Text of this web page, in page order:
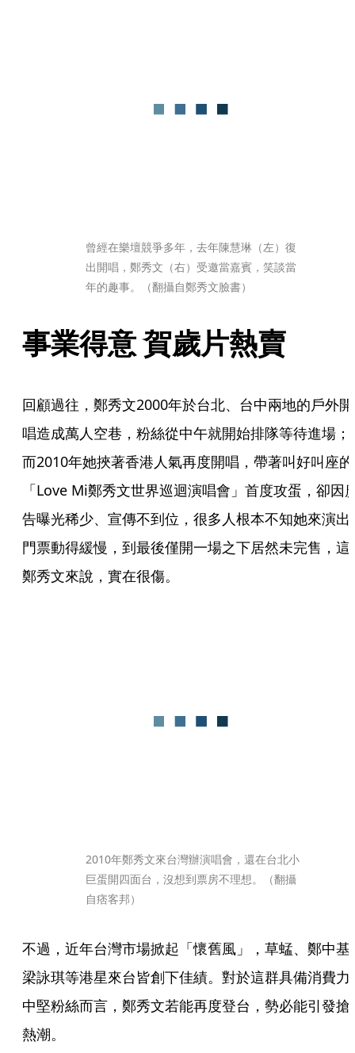
曾經在樂壇競爭多年，去年陳慧琳（左）復
出開唱，鄭秀文（右）受邀當嘉賓，笑談當
年的趣事。（翻攝自鄭秀文臉書）
事業得意 賀歲片熱賣
回顧過往，鄭秀文2000年於台北、台中兩地的戶外開
唱造成萬人空巷，粉絲從中午就開始排隊等待進場；
而2010年她挾著香港人氣再度開唱，帶著叫好叫座的
「Love Mi鄭秀文世界巡迴演唱會」首度攻蛋，卻因
告曝光稀少、宣傳不到位，很多人根本不知她來演出
門票動得緩慢，到最後僅開一場之下居然未完售，這
鄭秀文來說，實在很傷。
2010年鄭秀文來台灣辦演唱會，還在台北小
巨蛋開四面台，沒想到票房不理想。（翻攝
自痞客邦）
不過，近年台灣市場掀起「懷舊風」，草蜢、鄭中基
梁詠琪等港星來台皆創下佳績。對於這群具備消費力
中堅粉絲而言，鄭秀文若能再度登台，勢必能引發搶
熱潮。